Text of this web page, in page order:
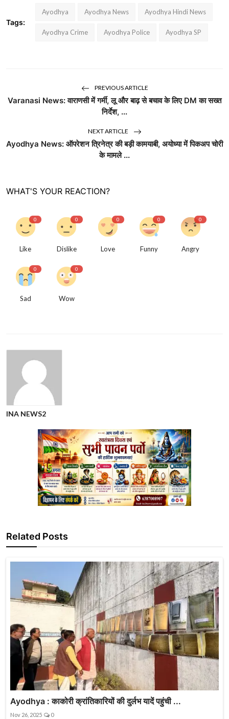
Tags:
Ayodhya Ayodhya News Ayodhya Hindi News
Ayodhya Crime Ayodhya Police Ayodhya SP
PREVIOUS ARTICLE
Varanasi News: वाराणसी में गर्मी, लू और बाढ़ से बचाव के लिए DM का सख्त
निर्देश, ...
NEXT ARTICLE
Ayodhya News: ऑपरेशन त्रिनेत्र की बड़ी कामयाबी, अयोध्या में पिकअप चोरी
के मामले ...
WHAT'S YOUR REACTION?
0
Like
0
Dislike
0
Love
0
Funny
0
Angry
0
Sad
0
Wow
INA NEWS2
Related Posts
Ayodhya : काकोरी क्रांतिकारियों की दुर्लभ यादें पहुंची ...
Nov 26, 2025 0